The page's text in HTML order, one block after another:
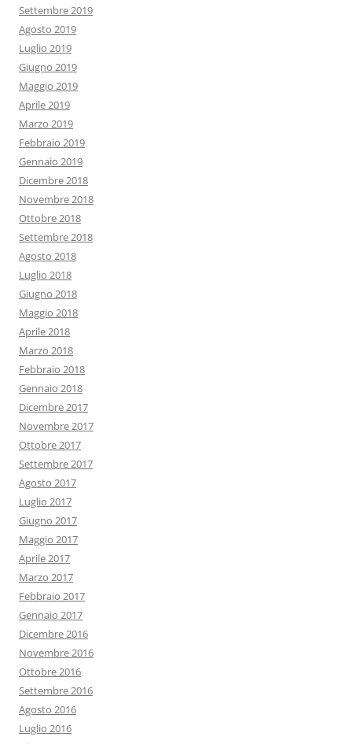
Settembre 2019
Agosto 2019
Luglio 2019
Giugno 2019
Maggio 2019
Aprile 2019
Marzo 2019
Febbraio 2019
Gennaio 2019
Dicembre 2018
Novembre 2018
Ottobre 2018
Settembre 2018
Agosto 2018
Luglio 2018
Giugno 2018
Maggio 2018
Aprile 2018
Marzo 2018
Febbraio 2018
Gennaio 2018
Dicembre 2017
Novembre 2017
Ottobre 2017
Settembre 2017
Agosto 2017
Luglio 2017
Giugno 2017
Maggio 2017
Aprile 2017
Marzo 2017
Febbraio 2017
Gennaio 2017
Dicembre 2016
Novembre 2016
Ottobre 2016
Settembre 2016
Agosto 2016
Luglio 2016